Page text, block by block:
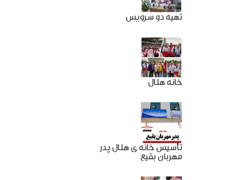
تهیه دو سرویس
خانه هلال
تأسیس خانه ی هلال پدر
مهربان بقیع